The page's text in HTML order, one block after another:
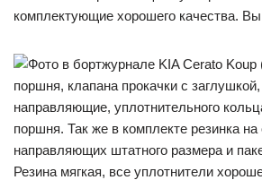
комплектующие хорошего качества.
поршня, клапана прокачки с
направляющие, уплотнительного
поршня. Так же в комплекте резинка на
направляющих штатного размера и
Резина мягкая, все уплотнители